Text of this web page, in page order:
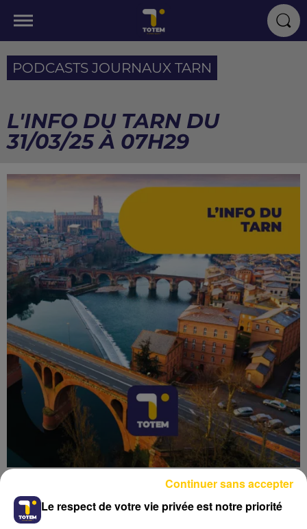
PODCASTS JOURNAUX TARN
L'INFO DU TARN DU
31/03/25 À 07H29
Le respect de votre vie privée est notre priorité
Continuer sans accepter